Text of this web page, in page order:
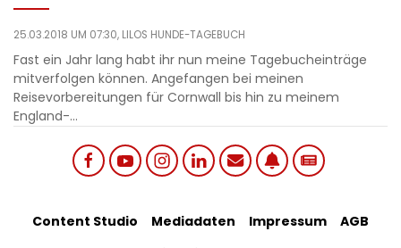
25.03.2018 UM 07:30, LILOS HUNDE-TAGEBUCH
Fast ein Jahr lang habt ihr nun meine Tagebucheinträge
mitverfolgen können. Angefangen bei meinen
Reisevorbereitungen für Cornwall bis hin zu meinem
England-…
links
Footer
Content Studio Mediadaten Impressum
AGB